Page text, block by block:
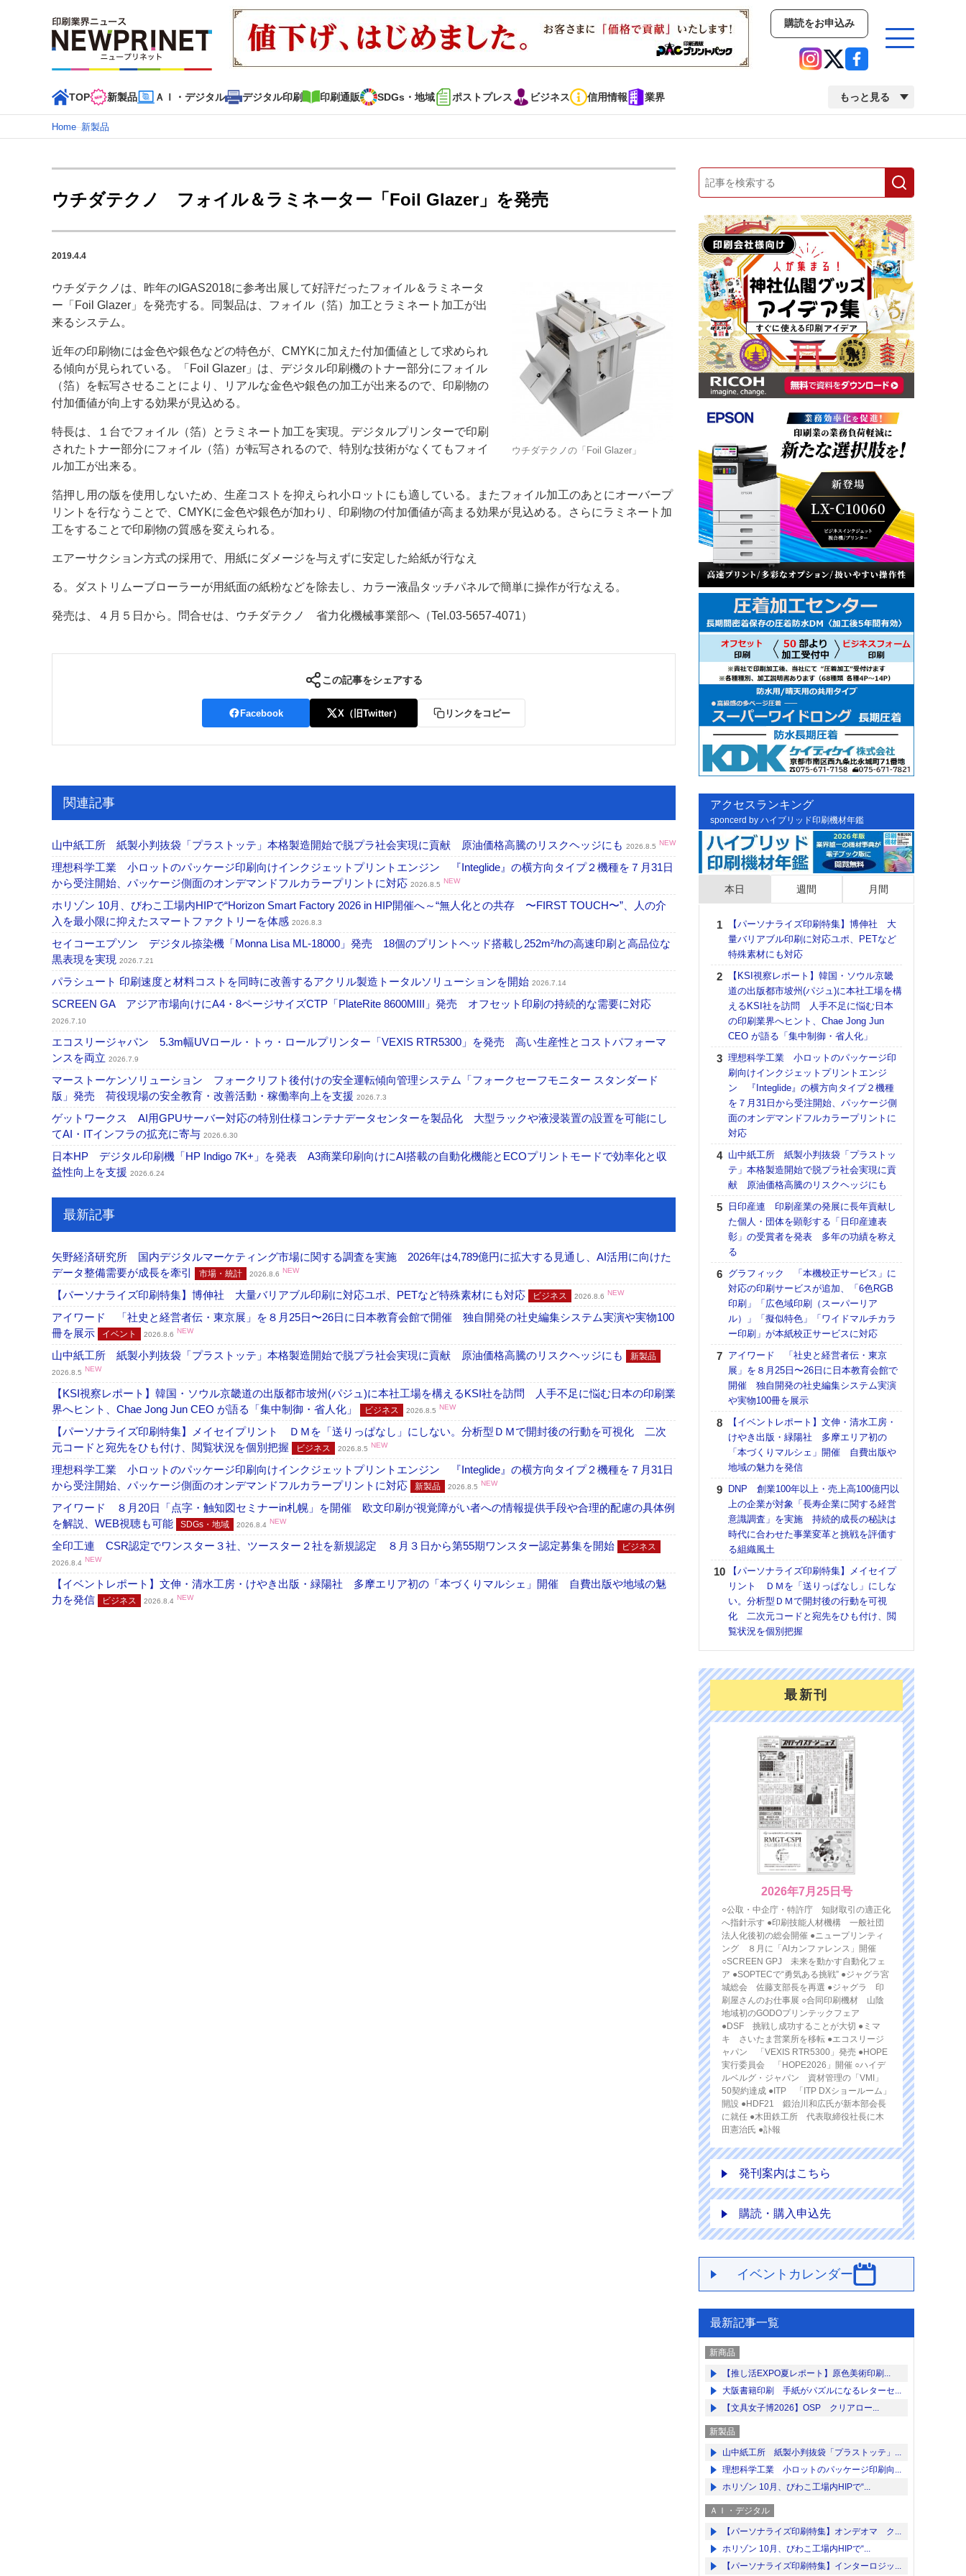
購読をお申込み
TOP 新製品 ＡＩ・デジタル デジタル印刷 印刷通販 SDGs・地域 ポストプレス ビジネス 信用情報 業界 もっと見る
イベント
インデックス
TOP 新着記事 特集記事 動画コンテンツ インタビュー コレクション
カテゴリー一覧
新商品 新製品 ＡＩ・デジタル デジタル印刷 印刷通販 SDGs・地域 ポストプレス ビジネス イベント 信用情報 業界 市場・統計 人事・移転・異動・訃報
特集記事カテゴリー一覧
2022 見える化・MIS特集 特集・デジタル印刷 アイデアで勝負！ ～多様なビジネス・多彩な商材～ JAPAN PACK 2023 特集 中古印刷機・製本機特集
2022 検査・校正特集
特集・デジタル印刷 ～ 新成長軌道を描く
案内
発刊案内 JFPI印刷用語集 印刷機材年鑑
運営
会社案内 購読・購入申し込み サイトポリシー お問い合わせ
Home–新製品
ウチダテクノ フォイル＆ラミネーター「Foil Glazer」を発売
2019.4.4
ウチダテクノの「Foil Glazer」
ウチダテクノは、昨年のIGAS2018に参考出展して好評だったフォイル＆ラミネータ
ー「Foil Glazer」を発売する。同製品は、フォイル（箔）加工とラミネート加工が出
来るシステム。
近年の印刷物には金色や銀色などの特色が、CMYKに加えた付加価値として求められ
る傾向が見られている。「Foil Glazer」は、デジタル印刷機のトナー部分にフォイル
（箔）を転写させることにより、リアルな金色や銀色の加工が出来るので、印刷物の
付加価値が向上する効果が見込める。
特長は、１台でフォイル（箔）とラミネート加工を実現。デジタルプリンターで印刷
されたトナー部分にフォイル（箔）が転写されるので、特別な技術がなくてもフォイ
ル加工が出来る。
箔押し用の版を使用しないため、生産コストを抑えられ小ロットにも適している。またフォイル加工のあとにオーバープ
リントを行なうことで、CMYKに金色や銀色が加わり、印刷物の付加価値が高まる効果が見込める。さらにラミネート加
工をすることで印刷物の質感を変えられる。
エアーサクション方式の採用で、用紙にダメージを与えずに安定した給紙が行なえ
る。ダストリムーブローラーが用紙面の紙粉などを除去し、カラー液晶タッチパネルで簡単に操作が行なえる。
発売は、４月５日から。問合せは、ウチダテクノ 省力化機械事業部へ（Tel.03-5657-4071）
この記事をシェアする
Facebook X（旧Twitter） リンクをコピー
関連記事
山中紙工所 紙製小判抜袋「プラストッテ」本格製造開始で脱プラ社会実現に貢献 原油価格高騰のリスクヘッジにも 2026.8.5 NEW
理想科学工業 小ロットのパッケージ印刷向けインクジェットプリントエンジン 『Integlide』の横方向タイプ２機種を７月31日
から受注開始、パッケージ側面のオンデマンドフルカラープリントに対応 2026.8.5 NEW
ホリゾン 10月、びわこ工場内HIPで“Horizon Smart Factory 2026 in HIP開催へ～“無人化との共存 〜FIRST TOUCH〜”、人の介
入を最小限に抑えたスマートファクトリーを体感 2026.8.3
セイコーエプソン デジタル捺染機「Monna Lisa ML-18000」発売 18個のプリントヘッド搭載し252m²/hの高速印刷と高品位な
黒表現を実現 2026.7.21
パラシュート 印刷速度と材料コストを同時に改善するアクリル製造トータルソリューションを開始 2026.7.14
SCREEN GA アジア市場向けにA4・8ページサイズCTP「PlateRite 8600MIII」発売 オフセット印刷の持続的な需要に対応
2026.7.10
エコスリージャパン 5.3m幅UVロール・トゥ・ロールプリンター「VEXIS RTR5300」を発売 高い生産性とコストパフォーマ
ンスを両立 2026.7.9
マーストーケンソリューション フォークリフト後付けの安全運転傾向管理システム「フォークセーフモニター スタンダード
版」発売 荷役現場の安全教育・改善活動・稼働率向上を支援 2026.7.3
ゲットワークス AI用GPUサーバー対応の特別仕様コンテナデータセンターを製品化 大型ラックや液浸装置の設置を可能にし
てAI・ITインフラの拡充に寄与 2026.6.30
日本HP デジタル印刷機「HP Indigo 7K+」を発表 A3商業印刷向けにAI搭載の自動化機能とECOプリントモードで効率化と収
益性向上を支援 2026.6.24
最新記事
矢野経済研究所 国内デジタルマーケティング市場に関する調査を実施 2026年は4,789億円に拡大する見通し、AI活用に向けた
データ整備需要が成長を牽引
市場・統計 2026.8.6 NEW
【パーソナライズ印刷特集】博伸社 大量バリアブル印刷に対応ユポ、PETなど特殊素材にも対応 ビジネス 2026.8.6 NEW
アイワード 「社史と経営者伝・東京展」を８月25日〜26日に日本教育会館で開催 独自開発の社史編集システム実演や実物100
冊を展示
イベント 2026.8.6 NEW
山中紙工所 紙製小判抜袋「プラストッテ」本格製造開始で脱プラ社会実現に貢献 原油価格高騰のリスクヘッジにも 新製品
2026.8.5 NEW
【KSI視察レポート】韓国・ソウル京畿道の出版都市坡州(パジュ)に本社工場を構えるKSI社を訪問 人手不足に悩む日本の印刷業
界へヒント、Chae Jong Jun CEO が語る「集中制御・省人化」
ビジネス 2026.8.5 NEW
【パーソナライズ印刷特集】メイセイプリント ＤＭを「送りっぱなし」にしない。分析型ＤＭで開封後の行動を可視化 二次
元コードと宛先をひも付け、閲覧状況を個別把握
ビジネス 2026.8.5 NEW
理想科学工業 小ロットのパッケージ印刷向けインクジェットプリントエンジン 『Integlide』の横方向タイプ２機種を７月31日
から受注開始、パッケージ側面のオンデマンドフルカラープリントに対応
新製品 2026.8.5 NEW
アイワード ８月20日「点字・触知図セミナーin札幌」を開催 欧文印刷が視覚障がい者への情報提供手段や合理的配慮の具体例
を解説、WEB視聴も可能
SDGs・地域 2026.8.4 NEW
全印工連 CSR認定でワンスター３社、ツースター２社を新規認定 ８月３日から第55期ワンスター認定募集を開始 ビジネス
2026.8.4 NEW
【イベントレポート】文伸・清水工房・けやき出版・緑陽社 多摩エリア初の「本づくりマルシェ」開催 自費出版や地域の魅
力を発信
ビジネス 2026.8.4 NEW
アクセスランキング
sponcerd by ハイブリッド印刷機材年鑑
本日 週間 月間
【パーソナライズ印刷特集】博伸社 大
量バリアブル印刷に対応ユポ、PETなど
特殊素材にも対応
【KSI視察レポート】韓国・ソウル京畿
道の出版都市坡州(パジュ)に本社工場を構
えるKSI社を訪問 人手不足に悩む日本
の印刷業界へヒント、Chae Jong Jun
CEO が語る「集中制御・省人化」
理想科学工業 小ロットのパッケージ印
刷向けインクジェットプリントエンジ
ン 『Integlide』の横方向タイプ２機種
を７月31日から受注開始、パッケージ側
面のオンデマンドフルカラープリントに
対応
山中紙工所 紙製小判抜袋「プラストッ
テ」本格製造開始で脱プラ社会実現に貢
献 原油価格高騰のリスクヘッジにも
日印産連 印刷産業の発展に長年貢献し
た個人・団体を顕彰する「日印産連表
彰」の受賞者を発表 多年の功績を称え
る
グラフィック 「本機校正サービス」に
対応の印刷サービスが追加、「6色RGB
印刷」「広色域印刷（スーパーリア
ル）」「擬似特色」「ワイドマルチカラ
ー印刷」が本紙校正サービスに対応
アイワード 「社史と経営者伝・東京
展」を８月25日〜26日に日本教育会館で
開催 独自開発の社史編集システム実演
や実物100冊を展示
【イベントレポート】文伸・清水工房・
けやき出版・緑陽社 多摩エリア初の
「本づくりマルシェ」開催 自費出版や
地域の魅力を発信
DNP 創業100年以上・売上高100億円以
上の企業が対象「長寿企業に関する経営
意識調査」を実施 持続的成長の秘訣は
時代に合わせた事業変革と挑戦を評価す
る組織風土
【パーソナライズ印刷特集】メイセイプ
リント ＤＭを「送りっぱなし」にしな
い。分析型ＤＭで開封後の行動を可視
化 二次元コードと宛先をひも付け、閲
覧状況を個別把握
最新刊
2026年7月25日号
○公取・中企庁・特許庁 知財取引の適正化
へ指針示す ●印刷技能人材機構 一般社団
法人化後初の総会開催 ●ニュープリンティ
ング ８月に「AIカンファレンス」開催
○SCREEN GPJ 未来を動かす自動化フェ
ア ●SOPTECで“勇気ある挑戦” ●ジャグラ宮
城総会 佐藤支部長を再選 ●ジャグラ 印
刷屋さんのお仕事展 ○合同印刷機材 山陰
地域初のGODOプリンテックフェア
●DSF 挑戦し成功することが大切 ●ミマ
キ さいたま営業所を移転 ●エコスリージ
ャパン 「VEXIS RTR5300」発売 ●HOPE
実行委員会 「HOPE2026」開催 ○ハイデ
ルベルグ・ジャパン 資材管理の「VMI」
50契約達成 ●ITP 「ITP DXショールーム」
開設 ●HDF21 鍛治川和広氏が新本部会長
に就任 ●木田鉄工所 代表取締役社長に木
田憲治氏 ●訃報
発刊案内はこちら
購読・購入申込先
イベントカレンダー
最新記事一覧
新商品
【推し活EXPO夏レポート】原色美術印刷...
大阪書籍印刷 手紙がパズルになるレターセ...
【文具女子博2026】OSP クリアロー...
新製品
山中紙工所 紙製小判抜袋「プラストッテ」...
理想科学工業 小ロットのパッケージ印刷向...
ホリゾン 10月、びわこ工場内HIPで“...
ＡＩ・デジタル
【パーソナライズ印刷特集】オンデオマ ク...
ホリゾン 10月、びわこ工場内HIPで“...
【パーソナライズ印刷特集】インターロジッ...